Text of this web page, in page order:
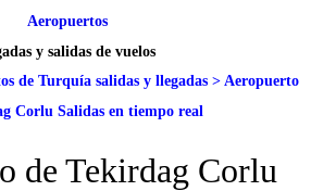
Aeropuertos
y salidas de vuelos
de Turquía salidas y llegadas> Aeropuerto
Corlu Salidas en tiempo real
de Tekirdag Corlu